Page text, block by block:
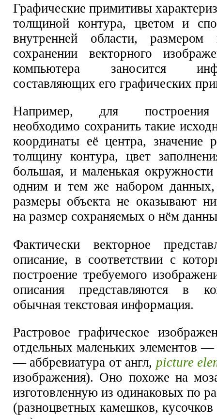
Графические примитивы
толщиной контура, цветом и
внутренней области,
сохранении векторного
компьютера заносится
составляющих его графических
Например, для построения
необходимо сохранить такие
координаты её центра, значение
толщину контура, цвет
большая, и маленькая
одним и тем же набором данных,
размеры объекта не оказывают
на размер сохраняемых о нём
Фактически векторное
описание, в соответствии с
построение требуемого
описания представляются в
обычная текстовая информация.
Растровое графическое
отдельных маленьких элементов
— аббревиатура от англ, picture
изображения). Оно похоже на
изготовленную из одинаковых по
(разноцветных камешков, кусочков